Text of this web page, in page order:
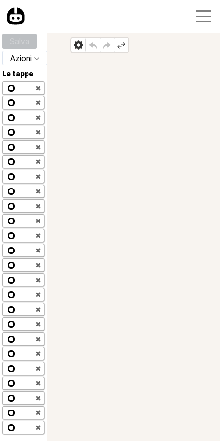
Azioni
Le tappe
✖
✖
✖
✖
✖
✖
✖
✖
✖
✖
✖
✖
✖
✖
✖
✖
✖
✖
✖
✖
✖
✖
✖
✖